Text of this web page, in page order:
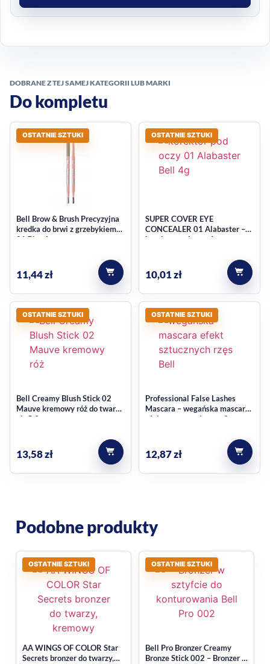
DOBRANE Z TEJ SAMEJ KATEGORII LUB MARKI
Do kompletu
OSTATNIE SZTUKI
Bell Brow & Brush Precyzyjna
kredka do brwi z grzebykiem
01 Blonde
11,44zł
OSTATNIE SZTUKI
SUPER COVER EYE
CONCEALER 01 Alabaster –
korektor pod oczy 4g
10,01zł
OSTATNIE SZTUKI
Bell Creamy Blush Stick 02
Mauve kremowy róż do twarzy,
ok. 5,3 g
13,58zł
OSTATNIE SZTUKI
Professional False Lashes
Mascara – wegańska mascara
efekt sztucznych rzęs, 8 g
12,87zł
Podobne produkty
OSTATNIE SZTUKI
AA WINGS OF COLOR Star
Secrets bronzer do twarzy,
OSTATNIE SZTUKI
Bell Pro Bronzer Creamy
Bronze Stick 002 – Bronzer w